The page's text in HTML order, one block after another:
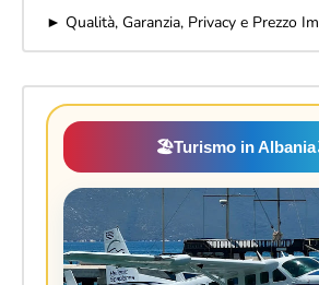
► Qualità, Garanzia, Privacy e Prezzo
🏖️Turismo in Albania